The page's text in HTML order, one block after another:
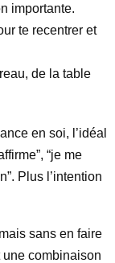
importante.
te recentrer et
de la table
en soi, l’idéal
“je me
Plus l’intention
sans en faire
combinaison